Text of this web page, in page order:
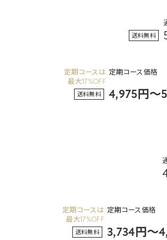
送料無料
定期コースは
最大17%OFF
定期コース価格
送料無料 4,975円～
定期コースは
最大17%OFF
定期コース価格
送料無料 3,734円～